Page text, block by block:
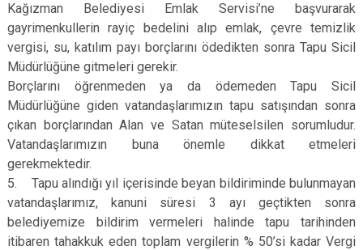
Kağızman Belediyesi Emlak Servisi’ne başvurarak
gayrimenkullerin rayiç bedelini alıp emlak, çevre temizlik
vergisi, su, katılım payı borçlarını ödedikten sonra Tapu Sicil
Müdürlüğüne gitmeleri gerekir.
Borçlarını öğrenmeden ya da ödemeden Tapu Sicil
Müdürlüğüne giden vatandaşlarımızın tapu satışından sonra
çıkan borçlarından Alan ve Satan müteselsilen sorumludur.
Vatandaşlarımızın buna önemle dikkat etmeleri
gerekmektedir.
5. Tapu alındığı yıl içerisinde beyan bildiriminde bulunmayan
vatandaşlarımız, kanuni süresi 3 ayı geçtikten sonra
belediyemize bildirim vermeleri halinde tapu tarihinden
itibaren tahakkuk eden toplam vergilerin % 50’si kadar Vergi